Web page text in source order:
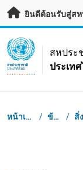
ข้ามไปเนื้อหาหลัก
ยินดีต้อนรับสู่ส
UN Logo
สหประชาชาติ
ประเทศไทย
สหประ
ประเท
Breadcrumb
หน้าเริ่มต้น / ข้อมูล /